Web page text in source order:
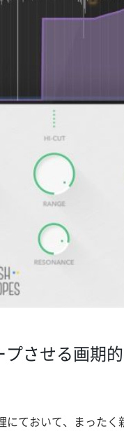
させる画期
ておいて、まった